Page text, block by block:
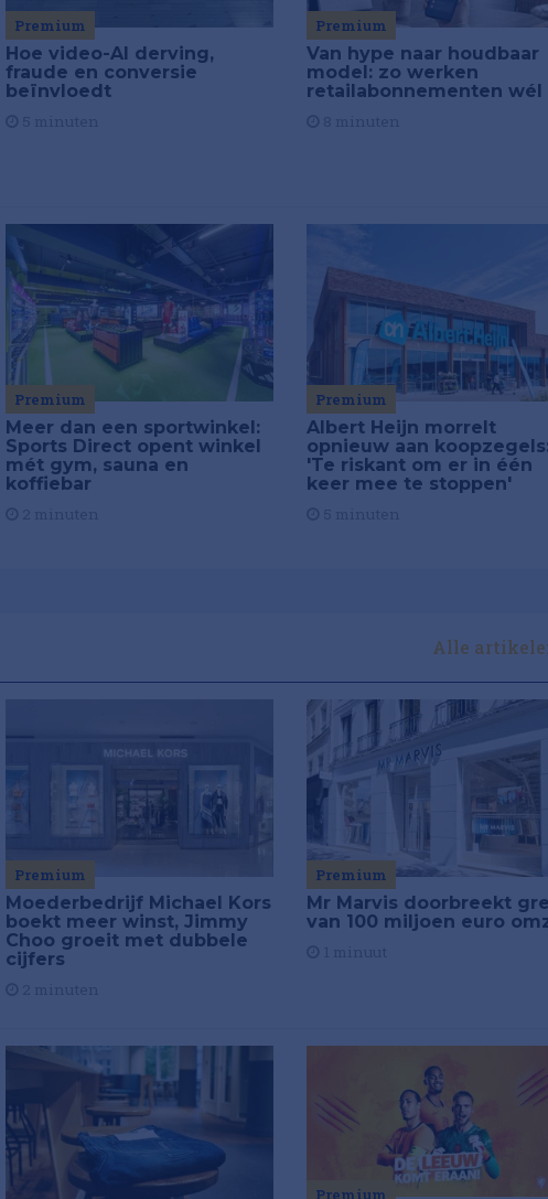
Premium
Hoe video-AI derving,
fraude en conversie
beïnvloedt
Premium
Van hype naar houdbaar
model: zo werken
retailabonnementen wél
Premium
Meer dan een sportwinkel:
Sports Direct opent winkel
mét gym, sauna en
koffiebar
Premium
Albert Heijn morrelt
opnieuw aan
'Te riskant om er in één
keer mee te stoppen'
Alle
Premium
Moederbedrijf Michael Kors
boekt meer winst, Jimmy
Choo groeit met dubbele
cijfers
Premium
Mr Marvis doorbreekt
van 100 miljoen euro
Premium